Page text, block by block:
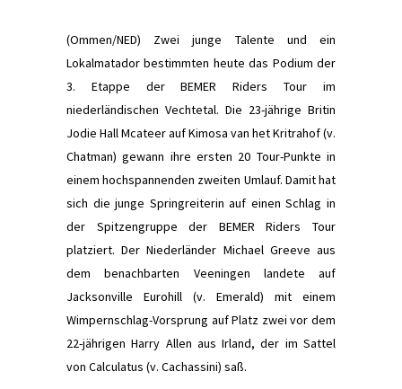
(Ommen/NED) Zwei junge Talente und ein
Lokalmatador bestimmten heute das Podium der
3. Etappe der BEMER Riders Tour im
niederländischen Vechtetal. Die 23-jährige Britin
Jodie Hall Mcateer auf Kimosa van het Kritrahof (v.
Chatman) gewann ihre ersten 20 Tour-Punkte in
einem hochspannenden zweiten Umlauf. Damit hat
sich die junge Springreiterin auf einen Schlag in
der Spitzengruppe der BEMER Riders Tour
platziert. Der Niederländer Michael Greeve aus
dem benachbarten Veeningen landete auf
Jacksonville Eurohill (v. Emerald) mit einem
Wimpernschlag-Vorsprung auf Platz zwei vor dem
22-jährigen Harry Allen aus Irland, der im Sattel
von Calculatus (v. Cachassini) saß.